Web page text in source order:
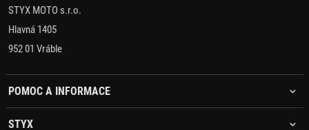
STYX MOTO s.r.o.
Hlavná 1405
952 01 Vráble
POMOC A INFORMACE
STYX